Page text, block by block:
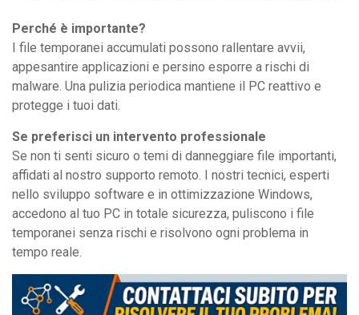
Perché è importante?
I file temporanei accumulati possono rallentare avvii,
appesantire applicazioni e persino esporre a rischi di
malware. Una pulizia periodica mantiene il PC reattivo e
protegge i tuoi dati.
Se preferisci un intervento professionale
Se non ti senti sicuro o temi di danneggiare file importanti,
affidati al nostro supporto remoto. I nostri tecnici, esperti
nello sviluppo software e in ottimizzazione Windows,
accedono al tuo PC in totale sicurezza, puliscono i file
temporanei senza rischi e risolvono ogni problema in
tempo reale.